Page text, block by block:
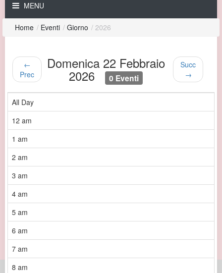
MENU
Home / Eventi / Giorno / 2026
←
Prec
Domenica 22 Febbraio
2026 0 Eventi
Succ
→
All Day
12 am
1 am
2 am
3 am
4 am
5 am
6 am
7 am
8 am